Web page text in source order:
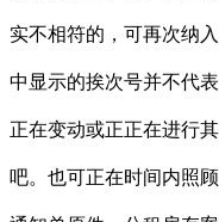
实不相符的，可再次纳
中显示的挨次号并不代
正在变动或正正在进行
吧。也可正在时间内照